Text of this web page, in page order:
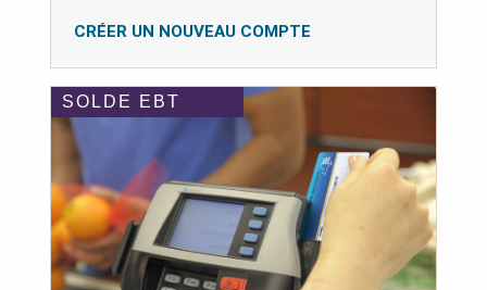
CRÉER UN NOUVEAU COMPTE
SOLDE EBT